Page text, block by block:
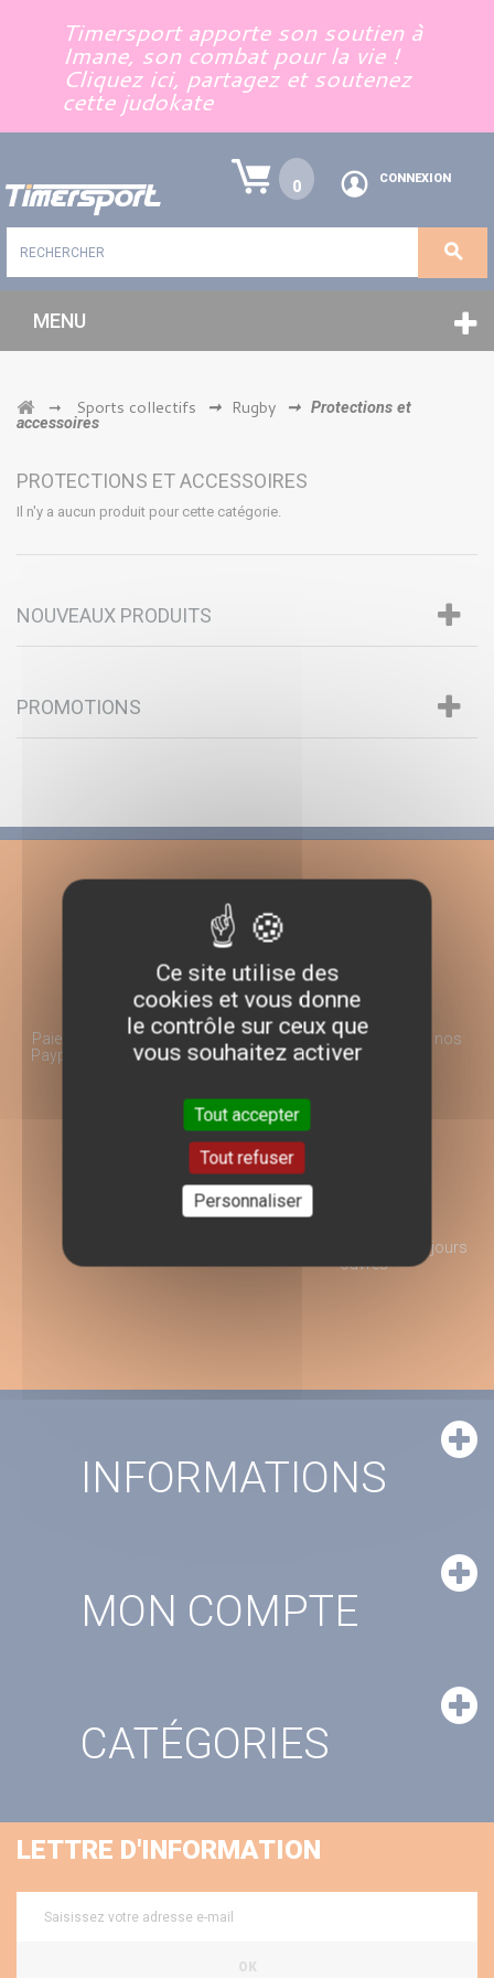
Timersport apporte son soutien à
Imane, son combat pour la vie !
Cliquez ici, partagez et soutenez
cette judokate
0 CONNEXION
MENU
➞ Sports collectifs ➞ Rugby ➞ Protections et
accessoires
PROTECTIONS ET ACCESSOIRES
Il n'y a aucun produit pour cette catégorie.
NOUVEAUX PRODUITS
PROMOTIONS
Paiement 100% sécurisé par
Paypal ou Virement Bancaire
Choix et qualité sur tous nos
produits
Livraison rapide en 2 à 3 jours
ouvrés
INFORMATIONS
MON COMPTE
CATÉGORIES
LETTRE D'INFORMATION
OK
Ce site utilise des
cookies et vous donne
le contrôle sur ceux que
vous souhaitez activer
Tout accepter
Tout refuser
Personnaliser